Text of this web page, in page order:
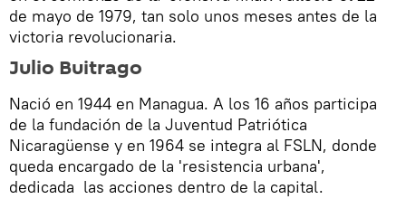
de mayo de 1979, tan solo unos meses antes de la
victoria revolucionaria.
Julio Buitrago
Nació en 1944 en Managua. A los 16 años participa
de la fundación de la Juventud Patriótica
Nicaragüense y en 1964 se integra al FSLN, donde
queda encargado de la 'resistencia urbana',
dedicada las acciones dentro de la capital.